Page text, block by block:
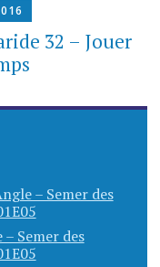
32 – Jouer
– Semer des
– Semer des